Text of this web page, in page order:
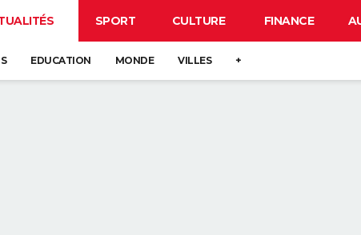
SPORT CULTURE FINANCE
EDUCATION MONDE VILLES +